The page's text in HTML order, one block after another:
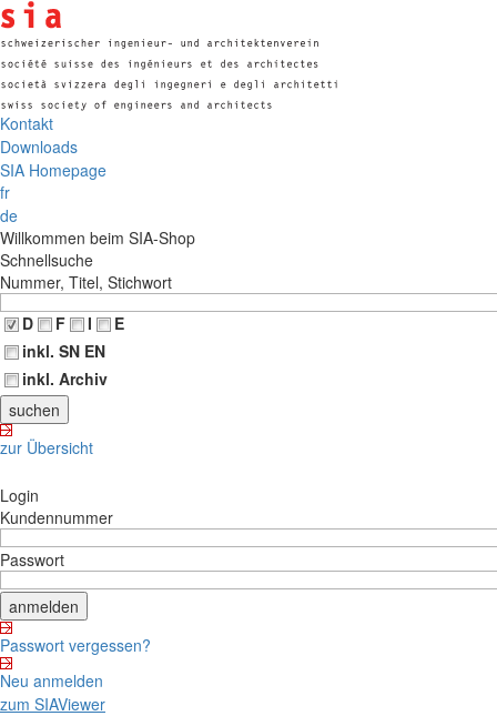
Kontakt
Downloads
SIA Homepage
fr
de
Willkommen beim SIA-Shop
Schnellsuche
Nummer, Titel, Stichwort
D
F I
E
inkl. SN EN
inkl. Archiv
zur Übersicht
Login
Kundennummer
Passwort
Passwort vergessen?
Neu anmelden
zum SIAViewer